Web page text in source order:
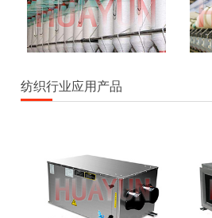
纺织行业应用产品